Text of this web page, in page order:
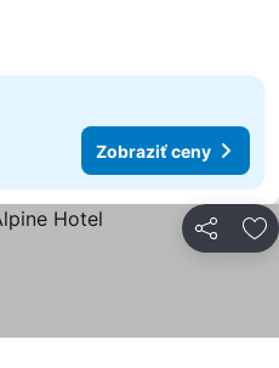
Zobraziť ceny
Zdieľať